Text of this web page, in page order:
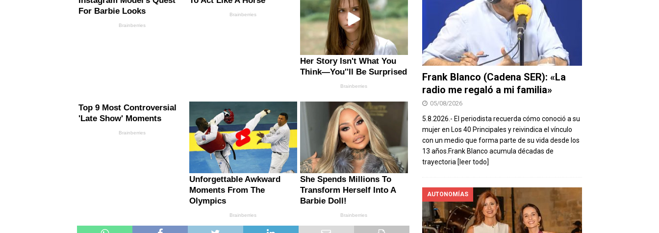
Frank Blanco (Cadena SER): «La
radio me regaló a mi familia»
05/08/2026
5.8.2026.- El periodista recuerda cómo conoció a su
mujer en Los 40 Principales y reivindica el vínculo
con un medio que forma parte de su vida desde los
13 años.Frank Blanco acumula décadas de
trayectoria [leer todo]
AUTONOMÍAS